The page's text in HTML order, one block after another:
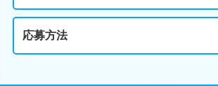
応募方法